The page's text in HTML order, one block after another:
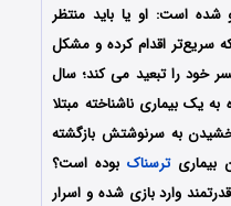
شده است: او یا باید منتظر
سریع‌تر اقدام کرده و مشکل
خود را تبعید می کند؛ سال
یک بیماری ناشناخته مبتلا
به سرنوشتش بازگشته
بیماریترسناک بوده است؟
وارد بازی شده و اسرار